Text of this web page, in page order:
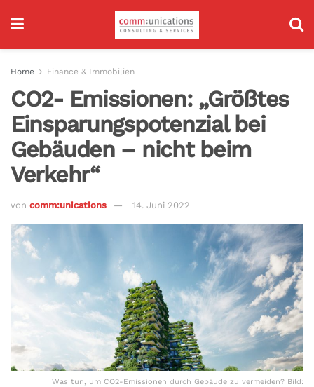
Home Finance & Immobilien
CO2- Emissionen: „Größtes
Einsparungspotenzial bei
Gebäuden – nicht beim
Verkehr“
von comm:unications 14. Juni 2022
Was tun, um CO2-Emissionen durch Gebäude zu vermeiden? Bild: